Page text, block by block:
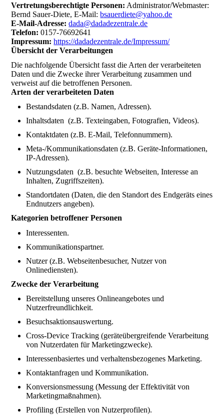
Vertretungsberechtigte Personen: Administrator/Webmaster:
Bernd Sauer-Diete, E-Mail:bsauerdiete@yahoo.de
E-Mail-Adresse: dada@dadadezentrale.de
Telefon: 0157-76692641
Impressum: https://dadadezentrale.de/Impressum/
Übersicht der Verarbeitungen
Die nachfolgende Übersicht fasst die Arten der verarbeiteten
Daten und die Zwecke ihrer Verarbeitung zusammen und
verweist auf die betroffenen Personen.
Arten der verarbeiteten Daten
Bestandsdaten (z.B. Namen, Adressen).
Inhaltsdaten (z.B. Texteingaben, Fotografien, Videos).
Kontaktdaten (z.B. E-Mail, Telefonnummern).
Meta-/Kommunikationsdaten (z.B. Geräte-Informationen,
IP-Adressen).
Nutzungsdaten (z.B. besuchte Webseiten, Interesse an
Inhalten, Zugriffszeiten).
Standortdaten (Daten, die den Standort des Endgeräts eines
Endnutzers angeben).
Kategorien betroffener Personen
Interessenten.
Kommunikationspartner.
Nutzer (z.B. Webseitenbesucher, Nutzer von
Onlinediensten).
Zwecke der Verarbeitung
Bereitstellung unseres Onlineangebotes und
Nutzerfreundlichkeit.
Besuchsaktionsauswertung.
Cross-Device Tracking (geräteübergreifende Verarbeitung
von Nutzerdaten für Marketingzwecke).
Interessenbasiertes und verhaltensbezogenes Marketing.
Kontaktanfragen und Kommunikation.
Konversionsmessung (Messung der Effektivität von
Marketingmaßnahmen).
Profiling (Erstellen von Nutzerprofilen).